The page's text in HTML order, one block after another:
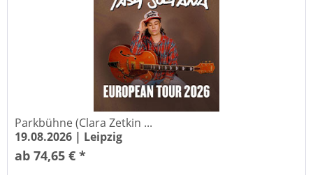
Parkbühne (Clara Zetkin ...
19.08.2026 | Leipzig
ab 74,65 € *